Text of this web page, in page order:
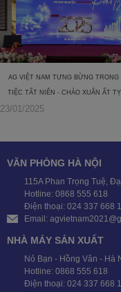
AG VIỆT NAM TƯNG BỪNG TRONG
TIỆC TẤT NIÊN - CHÀO XUÂN ẤT
23/01/2025
VĂN PHÒNG HÀ NỘI
115A Phan Trọng Tuệ,
Hotline: 0868 555 618
Điện thoại: 024 337 668
Email:
NHÀ MÁY SẢN XUẤT
Nỏ Bạn - Hồng Vân - Hà
Hotline: 0868 555 618
Điện thoại: 024 337 668